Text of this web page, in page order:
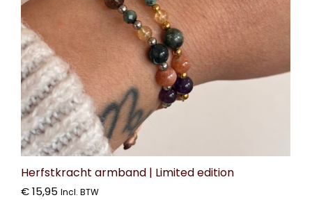
Herfstkracht armband | Limited edition
€15,95 Incl. BTW